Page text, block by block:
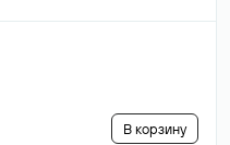
В корзину